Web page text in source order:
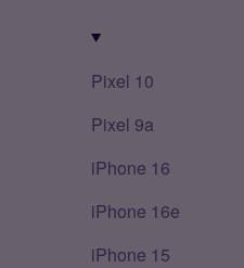
Pixel 10
Pixel 9a
iPhone 16
iPhone 16e
iPhone 15